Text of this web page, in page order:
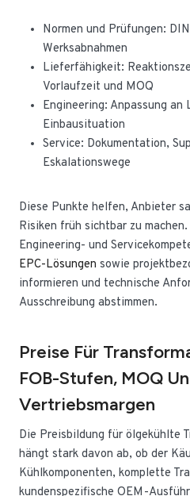
Normen und Prüfungen:
Werksabnahmen
Lieferfähigkeit:
Vorlaufzeit und MOQ
Engineering: Anpassung
Einbausituation
Service: Dokumentation,
Eskalationswege
Diese Punkte helfen, Anbieter
Risiken früh sichtbar zu
Engineering- und
EPC-Lösungen sowie
informieren und technische
Ausschreibung abstimmen.
Preise Für
FOB-Stufen, MOQ
Vertriebsmargen
Die Preisbildung für ölgekühlte
hängt stark davon ab, ob der
Kühlkomponenten, komplette
kundenspezifische OEM-